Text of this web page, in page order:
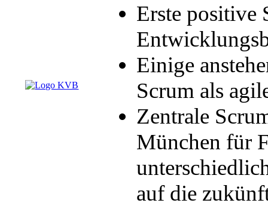
Erste positive
Einige
Scrum als
Zentrale
München für
auf die